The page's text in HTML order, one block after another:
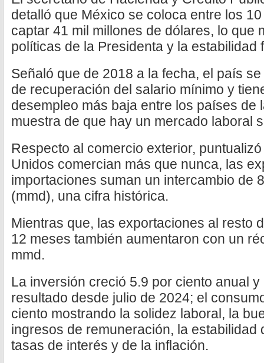
detalló que México se coloca entre los
captar 41 mil millones de dólares, lo que
políticas de la Presidenta y la estabilidad
Señaló que de 2018 a la fecha, el país
de recuperación del salario mínimo y
desempleo más baja entre los países de
muestra de que hay un mercado laboral
Respecto al comercio exterior,
Unidos comercian más que nunca, las
importaciones suman un intercambio de
(mmd), una cifra histórica.
Mientras que, las exportaciones al resto
12 meses también aumentaron con un
mmd.
La inversión creció 5.9 por ciento anual
resultado desde julio de 2024; el
ciento mostrando la solidez laboral, la
ingresos de remuneración, la estabilidad
tasas de interés y de la inflación.